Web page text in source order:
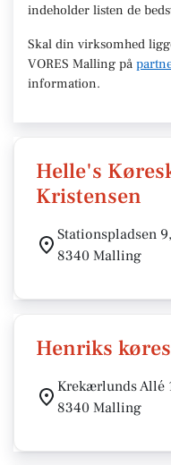
indeholder listen de
Skal din virksomhed
VORES Malling på
information.
Helle's
Kristensen
Stationspladsen
8340 Malling
Henriks
Krekærlunds Allé
8340 Malling